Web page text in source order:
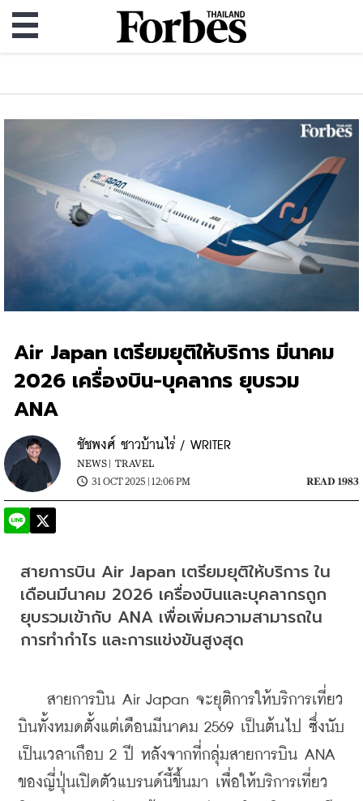
Air Japan เตรียมยุติให้บริการ มีนาคม
2026 เครื่องบิน-บุคลากร ยุบรวม
ANA
ชัชพงศ์ ชาวบ้านไร่ / WRITER
NEWS | TRAVEL
31 OCT 2025 | 12:06 PM
READ 1983
สายการบิน Air Japan เตรียมยุติให้บริการ ใน
เดือนมีนาคม 2026 เครื่องบินและบุคลากรถูก
ยุบรวมเข้ากับ ANA เพื่อเพิ่มความสามารถใน
การทำกำไร และการแข่งขันสูงสุด
สายการบิน Air Japan จะยุติการให้บริการเที่ยว
บินทั้งหมดตั้งแต่เดือนมีนาคม 2569 เป็นต้นไป ซึ่งนับ
เป็นเวลาเกือบ 2 ปี หลังจากที่กลุ่มสายการบิน ANA
ของญี่ปุ่นเปิดตัวแบรนด์นี้ขึ้นมา เพื่อให้บริการเที่ยว